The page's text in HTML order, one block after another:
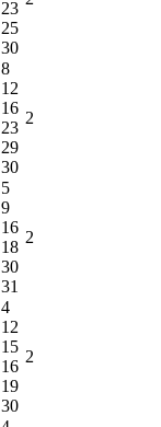
23
25
30
8
12
16
23
29
30
2
5
9
16
18
30
31
2
4
12
15
16
19
30
2